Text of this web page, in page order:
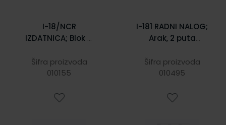
I-18/NCR
IZDATNICA; Blok 4
14,8 cm
Šifra proizvoda
010155
I-181 RADNI NALOG;
Arak, 2 puta
cm
Šifra proizvoda
010495